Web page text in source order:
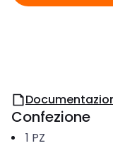
Confezione
1 PZ